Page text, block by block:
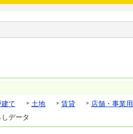
て 土地 賃貸 店舗・事業用
データ